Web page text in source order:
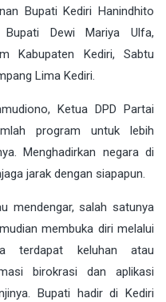
Bupati Kediri Hanindhito
Dewi Mariya Ulfa,
Kabupaten Kediri, Sabtu
Lima Kediri.
Ketua DPD Partai
program untuk lebih
Menghadirkan negara di
jarak dengan siapapun.
mendengar, salah satunya
membuka diri melalui
terdapat keluhan atau
birokrasi dan aplikasi
Bupati hadir di Kediri